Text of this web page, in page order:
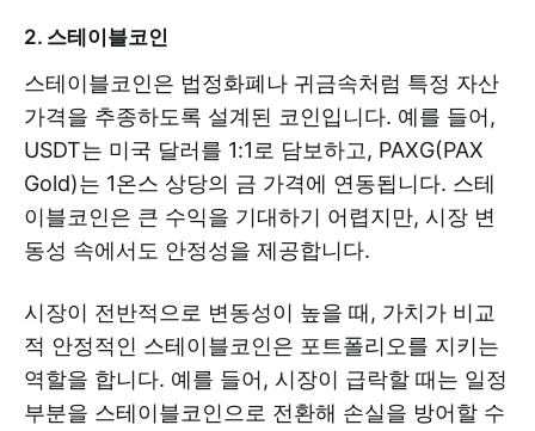
2. 스테이블코인
스테이블코인은 법정화폐나 귀금속처럼 특정 자산
가격을 추종하도록 설계된 코인입니다. 예를 들어,
USDT는 미국 달러를 1:1로 담보하고, PAXG(PAX
Gold)는 1온스 상당의 금 가격에 연동됩니다. 스테
이블코인은 큰 수익을 기대하기 어렵지만, 시장 변
동성 속에서도 안정성을 제공합니다.
시장이 전반적으로 변동성이 높을 때, 가치가 비교
적 안정적인 스테이블코인은 포트폴리오를 지키는
역할을 합니다. 예를 들어, 시장이 급락할 때는 일정
부분을 스테이블코인으로 전환해 손실을 방어할 수